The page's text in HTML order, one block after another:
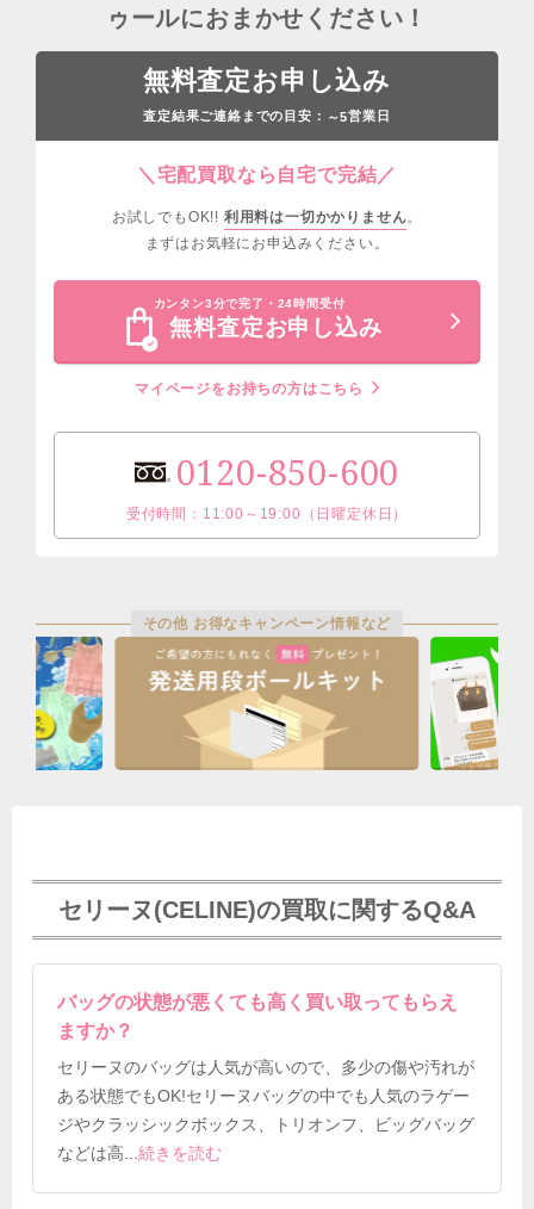
ゥールにおまかせください！
無料査定お申し込み
査定結果ご連絡までの目安： ～5営業日
＼宅配買取なら自宅で完結／
お試しでもOK!! 利用料は一切かかりません。
まずはお気軽にお申込みください。
カンタン3分で完了・24時間受付
無料査定お申し込み
マイページをお持ちの方はこちら
0120-850-600
受付時間：11:00～19:00（日曜定休日）
その他 お得なキャンペーン情報など
セリーヌ(CELINE)の買取に関するQ&A
バッグの状態が悪くても高く買い取ってもらえ
ますか？
セリーヌのバッグは人気が高いので、多少の傷や汚れが
ある状態でもOK!セリーヌバッグの中でも人気のラゲー
ジやクラッシックボックス、トリオンフ、ビッグバッグ
などは高...続きを読む